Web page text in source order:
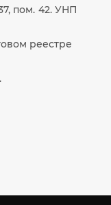
пом. 42. УНП
реестре